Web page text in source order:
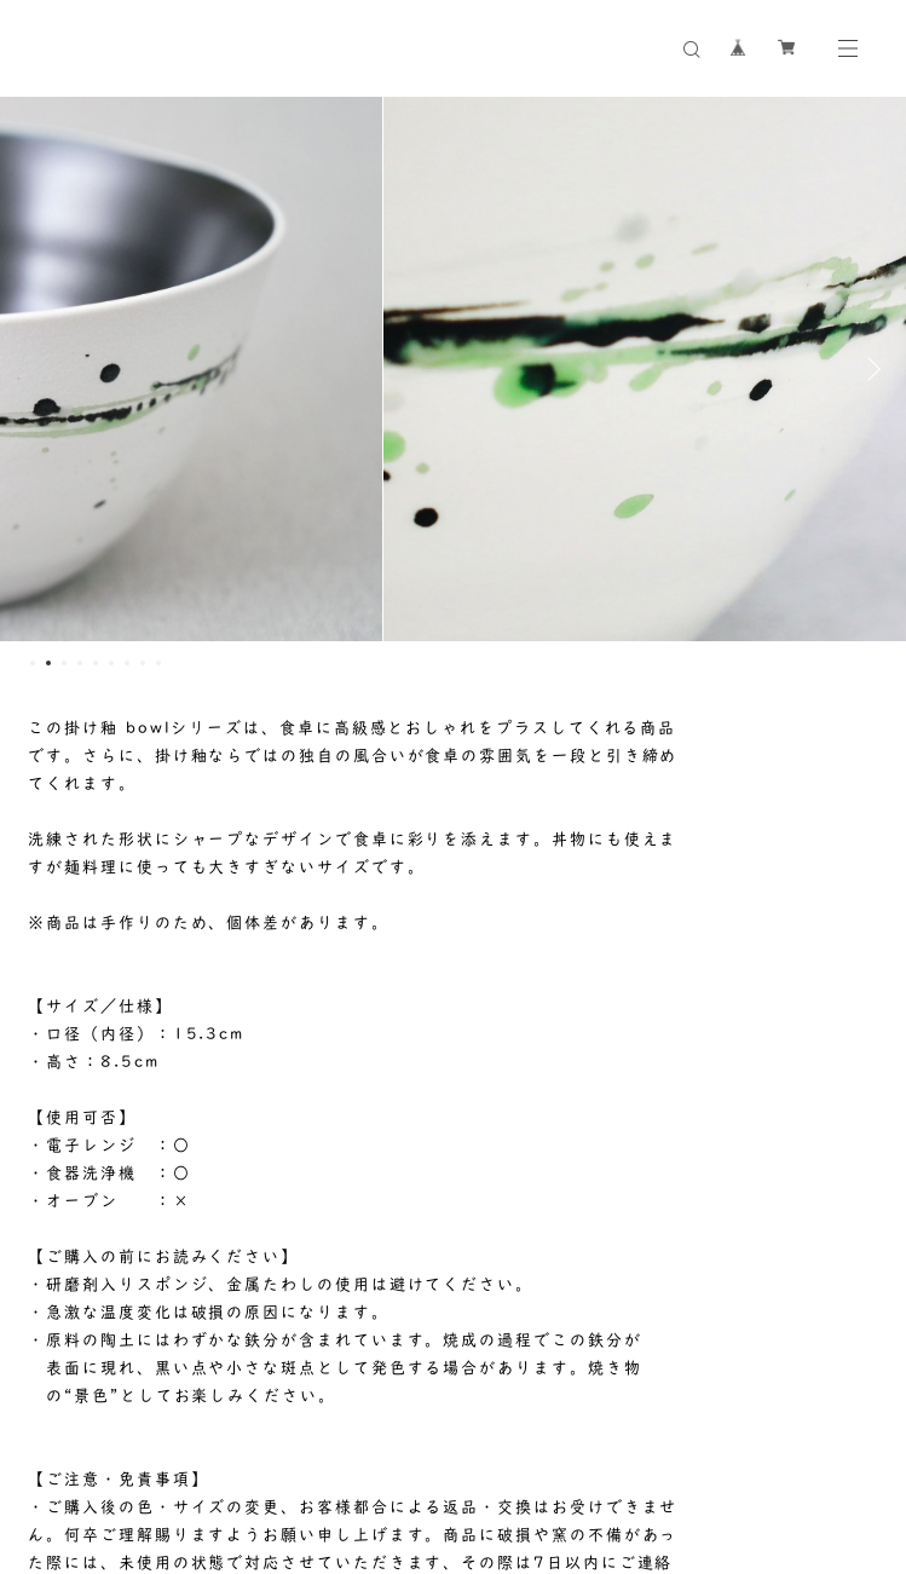
この掛け釉 bowlシリーズは、食卓に高級感とおしゃれをプラスしてくれる商品
です。さらに、掛け釉ならではの独自の風合いが食卓の雰囲気を一段と引き締め
てくれます。
洗練された形状にシャープなデザインで食卓に彩りを添えます。丼物にも使えま
すが麺料理に使っても大きすぎないサイズです。
※商品は手作りのため、個体差があります。
【サイズ／仕様】
・口径（内径）：15.3cm
・高さ：8.5cm
【使用可否】
・電子レンジ ：○
・食器洗浄機 ：○
・オーブン ：×
【ご購入の前にお読みください】
・研磨剤入りスポンジ、金属たわしの使用は避けてください。
・急激な温度変化は破損の原因になります。
・原料の陶土にはわずかな鉄分が含まれています。焼成の過程でこの鉄分が
表面に現れ、黒い点や小さな斑点として発色する場合があります。焼き物
の“景色”としてお楽しみください。
【ご注意・免責事項】
・ご購入後の色・サイズの変更、お客様都合による返品・交換はお受けできませ
ん。何卒ご理解賜りますようお願い申し上げます。商品に破損や窯の不備があっ
た際には、未使用の状態で対応させていただきます、その際は7日以内にご連絡